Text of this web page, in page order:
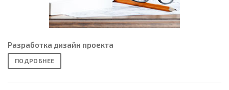
Разработка дизайн проекта
ПОДРОБНЕЕ